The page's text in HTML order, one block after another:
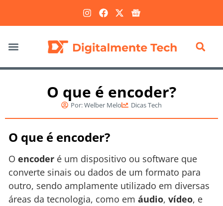
O que é encoder?
Por:Welber Melo Dicas Tech
O que é encoder?
O encoder é um dispositivo ou software que
converte sinais ou dados de um formato para
outro, sendo amplamente utilizado em diversas
áreas da tecnologia, como em áudio, vídeo, e